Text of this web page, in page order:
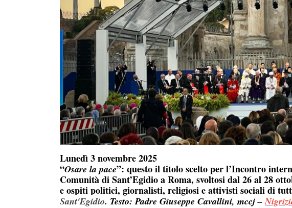
Lunedì 3 novembre 2025
“Osare la pace”: questo il titolo scelto per l’Incontro
Comunità di Sant’Egidio a Roma, svoltosi dal 26 al 28
e ospiti politici, giornalisti, religiosi e attivisti sociali di
Sant'Egidio. Testo: Padre Giuseppe Cavallini, mccj –